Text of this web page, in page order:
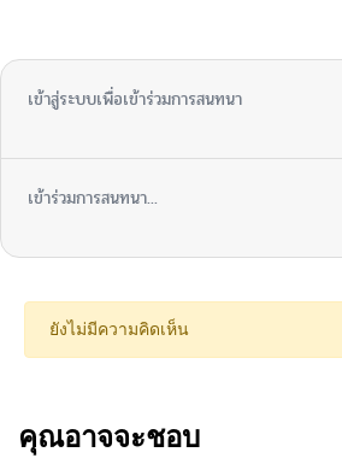
เข้าสู่ระบบเพื่อเข้าร่วมการสนทนา
เข้าร่วมการสนทนา...
ยังไม่มีความคิดเห็น
คุณอาจจะชอบ